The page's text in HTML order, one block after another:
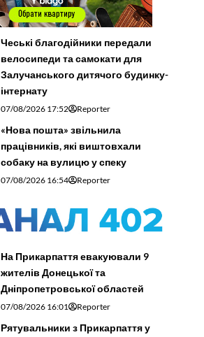
Чеські благодійники передали
велосипеди та самокати для
Залучанського дитячого будинку-
інтернату
07/08/2026 17:52 Reporter
«Нова пошта» звільнила
працівників, які виштовхали
собаку на вулицю у спеку
07/08/2026 16:54 Reporter
На Прикарпаття евакуювали 9
жителів Донецької та
Дніпропетровської областей
07/08/2026 16:01 Reporter
Рятувальники з Прикарпаття у